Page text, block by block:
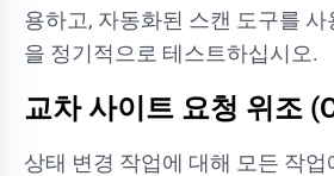
용하고, 자동화된 스캔 도구를 사
을 정기적으로 테스트하십시오.
교차 사이트 요청 위조
상태 변경 작업에 대해 모든 작업